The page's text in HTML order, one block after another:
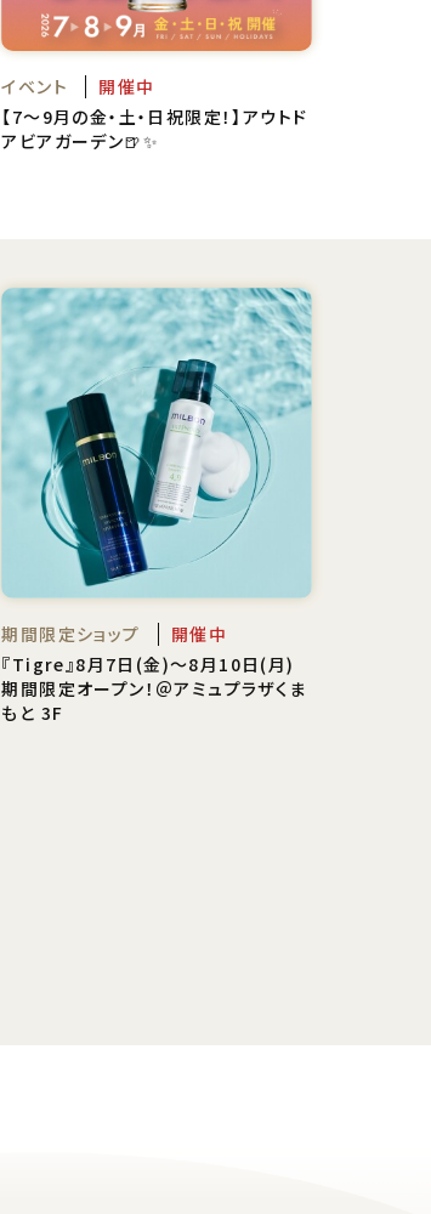
イベント
開催中
【7～9月の金・土・日祝限定！】アウトド
アビアガーデン🍺✨
期間限定ショップ
開催中
『Tigre』8月7日(金)〜8月10日(月)
期間限定オープン！＠アミュプラザくま
もと 3F